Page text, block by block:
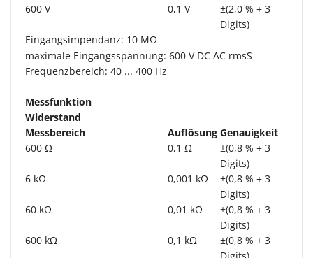
600 V 0,1 V
±(2,0 % + 3
Digits)
Eingangsimpendanz: 10 MΩ
maximale Eingangsspannung: 600 V DC AC rmsS
Frequenzbereich: 40 ... 400 Hz
Messfunktion
Widerstand
Messbereich
Auflösung Genauigkeit
600 Ω
0,1 Ω
±(0,8 % + 3
Digits)
6 kΩ
0,001 kΩ
±(0,8 % + 3
Digits)
60 kΩ
0,01 kΩ
±(0,8 % + 3
Digits)
600 kΩ
0,1 kΩ
±(0,8 % + 3